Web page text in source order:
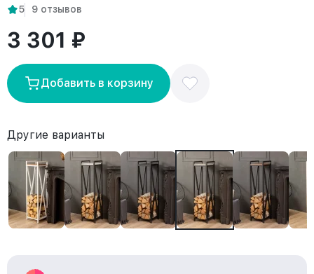
5 9 отзывов
3 301 ₽
Добавить в корзину
Другие варианты